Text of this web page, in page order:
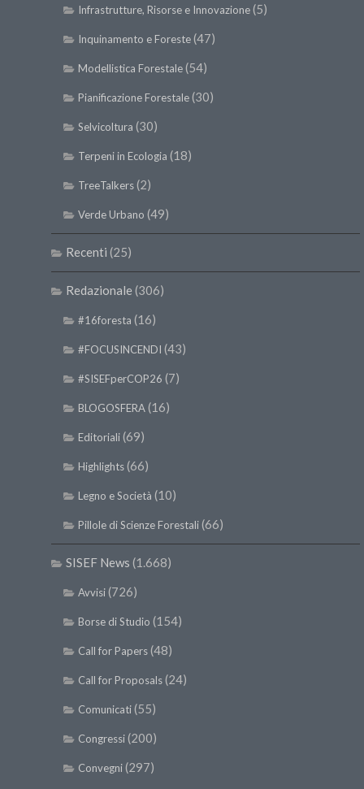
Infrastrutture, Risorse e Innovazione(5)
Inquinamento e Foreste(47)
Modellistica Forestale(54)
Pianificazione Forestale(30)
Selvicoltura (30)
Terpeni in Ecologia (18)
TreeTalkers(2)
Verde Urbano (49)
Recenti (25)
Redazionale (306)
#16foresta (16)
#FOCUSINCENDI (43)
#SISEFperCOP26 (7)
BLOGOSFERA (16)
Editoriali(69)
Highlights(66)
Legno e Società (10)
Pillole di Scienze Forestali(66)
SISEF News (1.668)
Avvisi(726)
Borse di Studio (154)
Call for Papers(48)
Call for Proposals(24)
Comunicati(55)
Congressi(200)
Convegni(297)